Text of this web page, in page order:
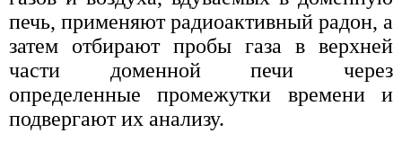
печь, применяют радиоактивный радон, а
затем отбирают пробы газа в верхней
части доменной печи через
определенные промежутки времени и
подвергают их анализу.